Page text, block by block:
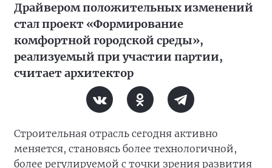
Драйвером положительных изменений
стал проект «Формирование
комфортной городской среды»,
реализуемый при участии партии,
считает архитектор
Строительная отрасль сегодня активно
меняется, становясь более технологичной,
более регулируемой с точки зрения развития